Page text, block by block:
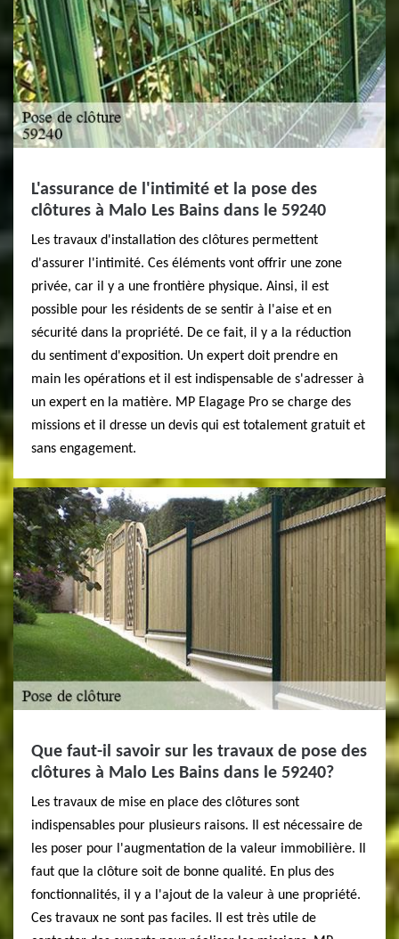
L'assurance de l'intimité et la pose des
clôtures à Malo Les Bains dans le 59240
Les travaux d'installation des clôtures permettent
d'assurer l'intimité. Ces éléments vont offrir une zone
privée, car il y a une frontière physique. Ainsi, il est
possible pour les résidents de se sentir à l'aise et en
sécurité dans la propriété. De ce fait, il y a la réduction
du sentiment d'exposition. Un expert doit prendre en
main les opérations et il est indispensable de s'adresser à
un expert en la matière. MP Elagage Pro se charge des
missions et il dresse un devis qui est totalement gratuit et
sans engagement.
Que faut-il savoir sur les travaux de pose des
clôtures à Malo Les Bains dans le 59240?
Les travaux de mise en place des clôtures sont
indispensables pour plusieurs raisons. Il est nécessaire de
les poser pour l'augmentation de la valeur immobilière. Il
faut que la clôture soit de bonne qualité. En plus des
fonctionnalités, il y a l'ajout de la valeur à une propriété.
Ces travaux ne sont pas faciles. Il est très utile de